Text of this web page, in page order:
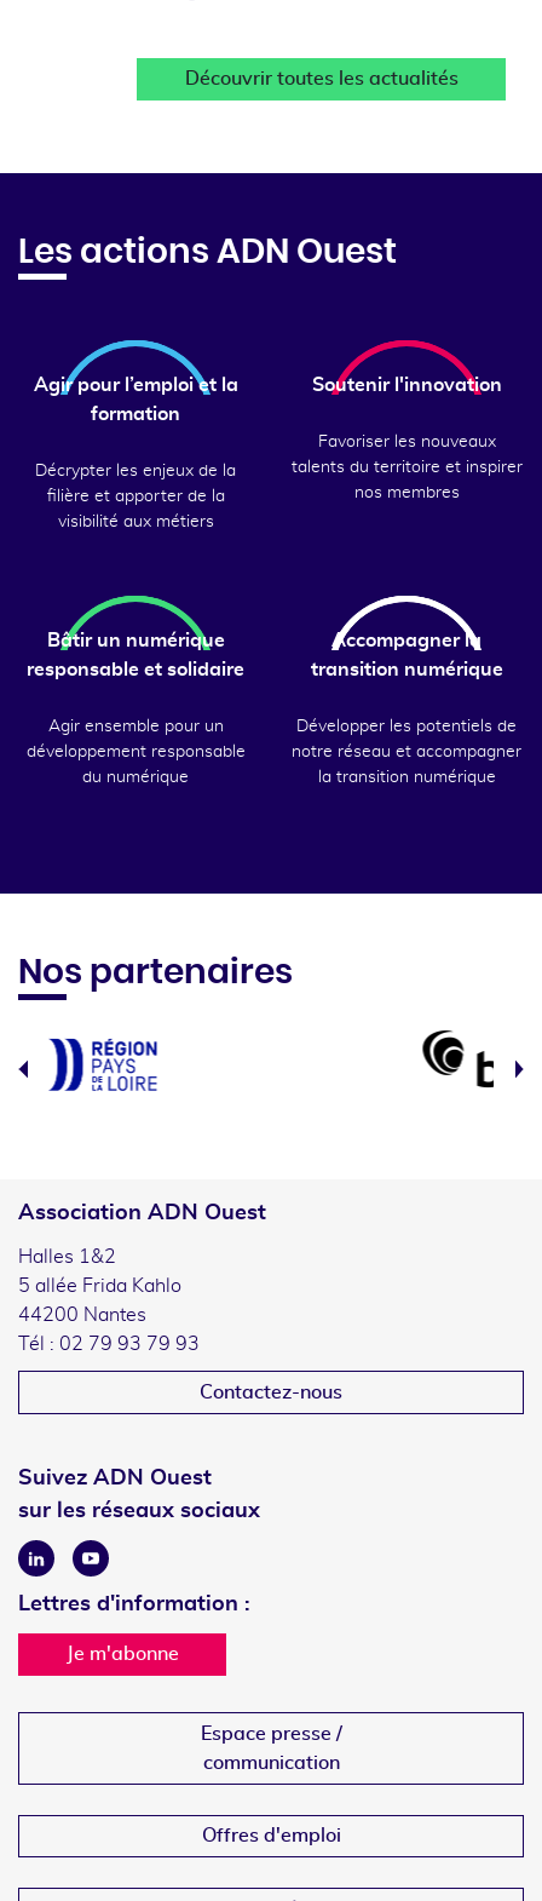
Découvrir toutes les actualités
Les actions ADN Ouest
Agir pour l’emploi et la
formation
Décrypter les enjeux de la
filière et apporter de la
visibilité aux métiers
Soutenir l'innovation
Favoriser les nouveaux
talents du territoire et inspirer
nos membres
Bâtir un numérique
responsable et solidaire
Agir ensemble pour un
développement responsable
du numérique
Accompagner la
transition numérique
Développer les potentiels de
notre réseau et accompagner
la transition numérique
Nos partenaires
Association ADN Ouest
Halles 1&2
5 allée Frida Kahlo
44200 Nantes
Tél : 02 79 93 79 93
Contactez-nous
Suivez ADN Ouest
sur les réseaux sociaux
LinkedinYoutube
Lettres d'information :
Je m'abonne
Espace presse /
communication
Offres d'emploi